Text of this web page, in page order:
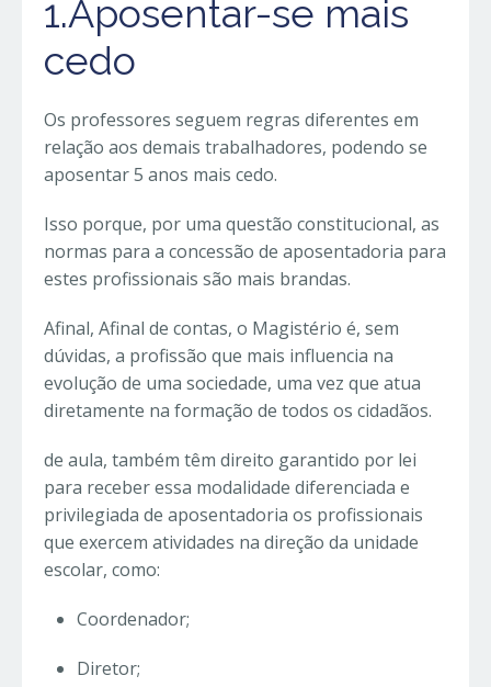
1.Aposentar-se mais
cedo
Os professores seguem regras diferentes em
relação aos demais trabalhadores, podendo se
aposentar 5 anos mais cedo.
Isso porque, por uma questão constitucional, as
normas para a concessão de aposentadoria para
estes profissionais são mais brandas.
Afinal, Afinal de contas, o Magistério é, sem
dúvidas, a profissão que mais influencia na
evolução de uma sociedade, uma vez que atua
diretamente na formação de todos os cidadãos.
de aula, também têm direito garantido por lei
para receber essa modalidade diferenciada e
privilegiada de aposentadoria os profissionais
que exercem atividades na direção da unidade
escolar, como:
Coordenador;
Diretor;